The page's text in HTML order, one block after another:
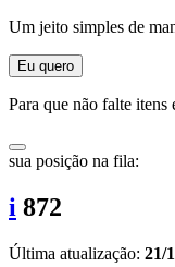
Um jeito simples de
Eu quero
Para que não falte itens
sua posição na fila:
i 872
Última atualização: 21/